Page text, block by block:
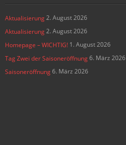
Aktualisierung2. August 2026
Aktualisierung2. August 2026
Homepage – WICHTIG! 1. August 2026
Tag Zwei der Saisoneröffnung6. März 2026
Saisoneröffnung6. März 2026